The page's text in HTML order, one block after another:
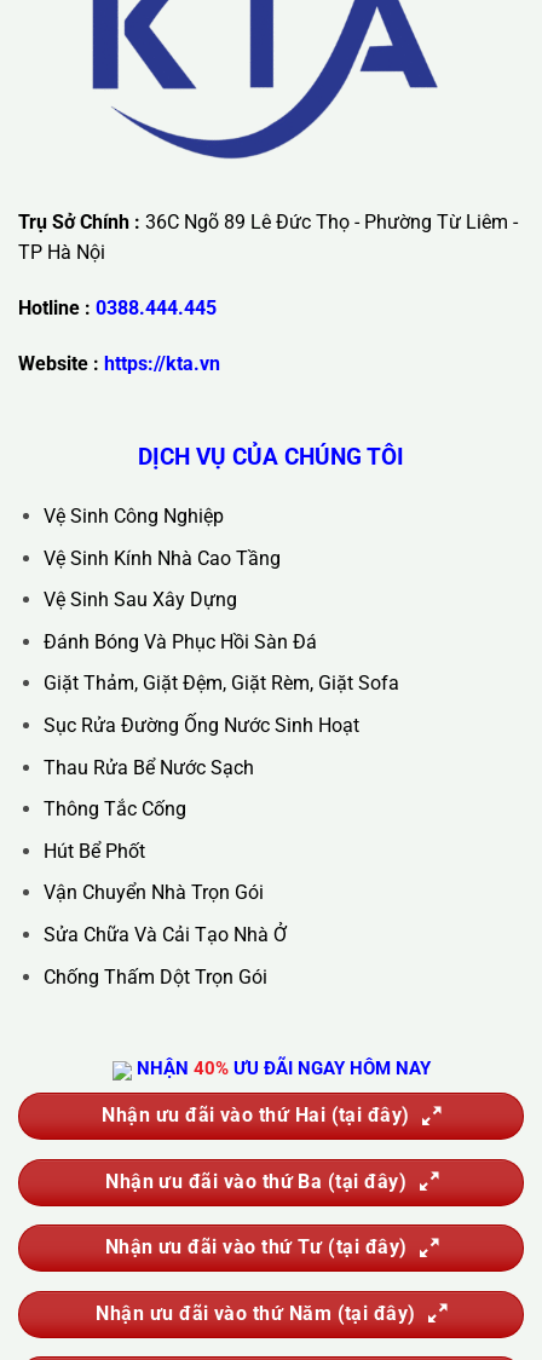
Lưu ý: Liên hệ chúng tôi được áp dụng chương trình khuyến
mãi ưu đãi có giá trị lớn nhất.
Trụ Sở Chính :36C Ngõ 89 Lê Đức Thọ - Phường Từ Liêm -
TP Hà Nội
Hotline : 0388.444.445
Vệ Sinh Công Nghiệp
Vệ Sinh Kính Nhà Cao Tầng
Đánh Bóng Và Phục Hồi Sàn Đá
Giặt Thảm, Giặt Đệm, Giặt Rèm, Giặt Sofa
Sục Rửa Đường Ống Nước Sinh Hoạt
Thau Rửa Bể Nước Sạch